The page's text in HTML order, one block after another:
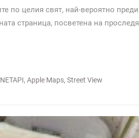
по целия свят, най-вероятно преди
страница, посветена на
, Apple Maps, Street View